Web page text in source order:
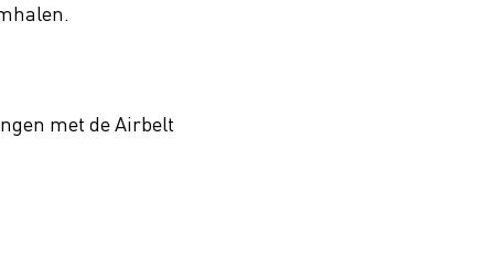
met de Airbelt